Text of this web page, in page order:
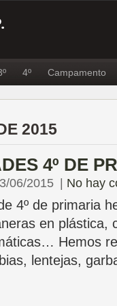
4º Campamento
2015
4º DE
06/2015 No hay
4º de primaria
en plástica,
Hemos
lentejas,